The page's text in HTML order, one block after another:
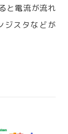
と電流が流れ
ジスタなどが